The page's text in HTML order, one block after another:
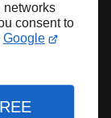
networks
consent to
Google